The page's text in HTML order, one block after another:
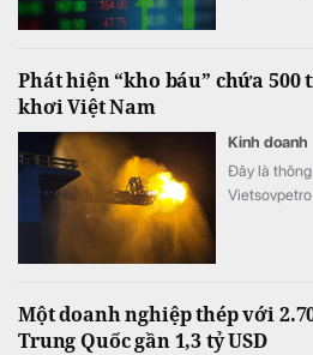
Phát hiện “kho báu” chứa
khơi Việt Nam
Kinh doanh
Đây là
Một doanh nghiệp thép với
Trung Quốc gần 1,3 tỷ USD